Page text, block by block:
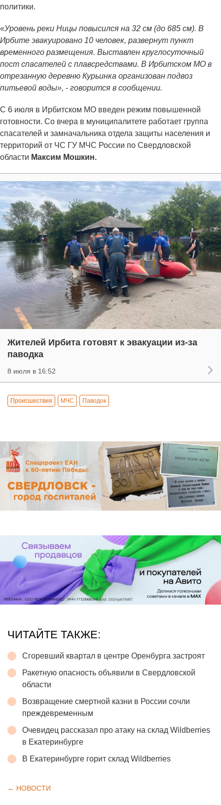
политики.
«Уровень реки Ницы повысился на 32 см (до 685 см). В
Ирбите эвакуировано 10 человек, развернут пункт
временного размещения. Выставлен круглосуточный
пост спасателей с плавсредствами. В Ирбитском МО в
отрезанную деревню Курьинка организован подвоз
питьевой воды», - говорится в сообщении.
С 6 июля в Ирбитском МО введен режим повышенной
готовности. Со вчера в муниципалитете работает группа
спасателей и замначальника отдела защиты населения и
территорий от ЧС ГУ МЧС России по Свердловской
области Максим Мошкин.
Жителей Ирбита готовят к эвакуации из-за
паводка
8 июля в 16:52
Происшествия МЧС Паводок
ЧИТАЙТЕ ТАКЖЕ:
Сгоревший квартал в центре Оренбурга застроят
Ракетную опасность объявили в Свердловской
области
Возвращение смертной казни в России сочли
преждевременным
Очевидец рассказал про атаку на склад Wildberries
в Екатеринбурге
В Екатеринбурге горит склад Wildberries
← НОВОСТИ